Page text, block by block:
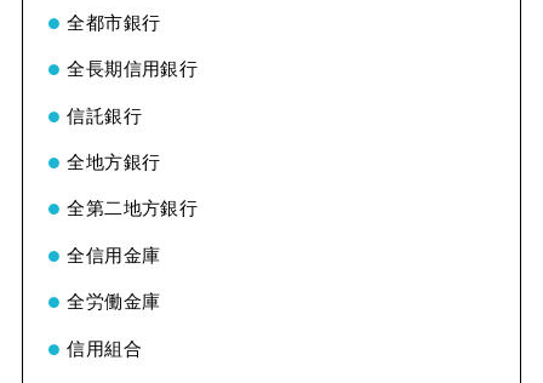
全都市銀行
全長期信用銀行
信託銀行
全地方銀行
全第二地方銀行
全信用金庫
全労働金庫
信用組合